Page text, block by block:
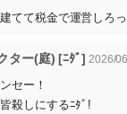
てて税金で運営しろ
ター(庭) [ﾆﾀﾞ] 2026/
セー！
殺しにするﾆﾀﾞ!